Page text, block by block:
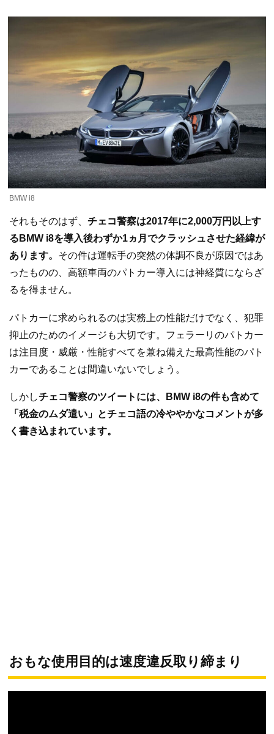
BMW i8
それもそのはず、 チェコ警察は2017年に2,000万円以上す
るBMW i8を導入後わずか1ヵ月でクラッシュさせた経緯が
あります。 その件は運転手の突然の体調不良が原因ではあ
ったものの、高額車両のパトカー導入には神経質にならざ
るを得ません。
パトカーに求められるのは実務上の性能だけでなく、犯罪
抑止のためのイメージも大切です。フェラーリのパトカー
は注目度・威厳・性能すべてを兼ね備えた最高性能のパト
カーであることは間違いないでしょう。
しかしチェコ警察のツイートには、BMW i8の件も含めて
「税金のムダ遣い」とチェコ語の冷ややかなコメントが多
く書き込まれています。
おもな使用目的は速度違反取り締まり